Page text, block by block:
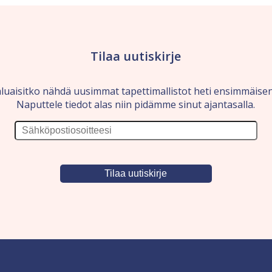
Tilaa uutiskirje
nähdä uusimmat tapettimallistot heti
Naputtele tiedot alas niin pidämme sinut ajantasalla.